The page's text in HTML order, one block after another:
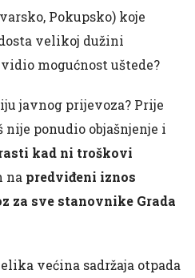
Pokupsko) koje
velikoj dužini
mogućnost uštede?
javnog prijevoza? Prije
nije ponudio objašnjenje i
kad ni troškovi
na predviđeni iznos
za sve stanovnike Grada
većina sadržaja otpada